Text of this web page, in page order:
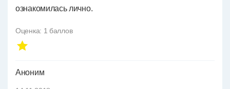
ознакомилась лично.
Оценка: 1 баллов
Аноним